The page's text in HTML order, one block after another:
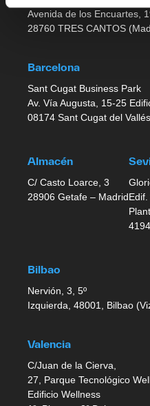
Avenida de los Encuartes,
28760 TRES CANTOS
Barcelona
Sant Cugat Business Park
Av. Vía Augusta, 15-25
08174 Sant Cugat del
Almacén
C/ Casto Loarce, 3
28906 Getafe – Madrid
Bilbao
Nervión, 3, 5º
Izquierda, 48001, Bilbao
Valencia
C/Juan de la Cierva,
27, Parque Tecnológico
Edificio Wellness